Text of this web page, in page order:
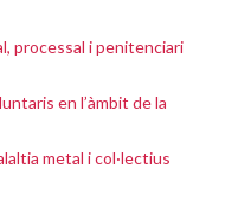
processal i penitenciari
en l’àmbit de la
metal i col·lectius